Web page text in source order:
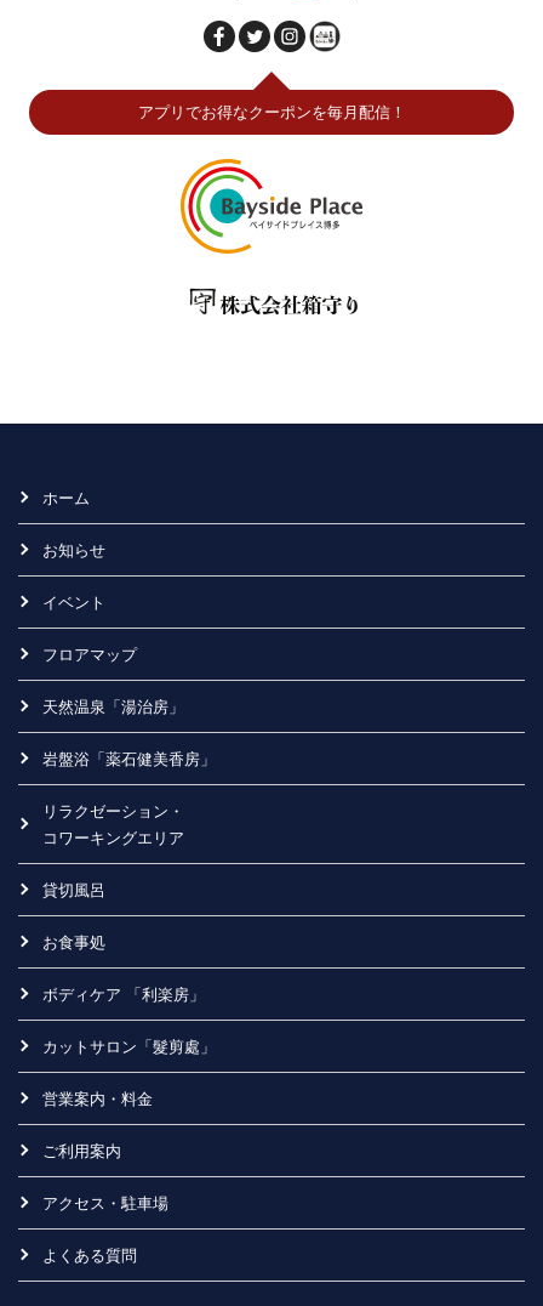
アプリでお得なクーポンを毎月配信！
ホーム
お知らせ
イベント
フロアマップ
天然温泉「湯治房」
岩盤浴「薬石健美香房」
リラクゼーション・
コワーキングエリア
貸切風呂
お食事処
ボディケア 「利楽房」
カットサロン「髮剪處」
営業案内・料金
ご利用案内
アクセス・駐車場
よくある質問